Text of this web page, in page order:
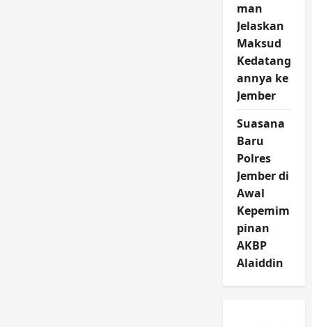
man
Jelaskan
Maksud
Kedatang
annya ke
Jember
Suasana
Baru
Polres
Jember di
Awal
Kepemim
pinan
AKBP
Alaiddin